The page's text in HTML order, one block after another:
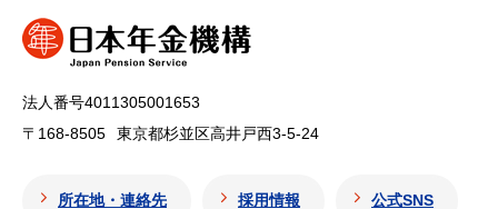
法人番号4011305001653
〒168-8505
東京都杉並区高井戸西3-5-24
所在地・連絡先 採用情報 公式SNS